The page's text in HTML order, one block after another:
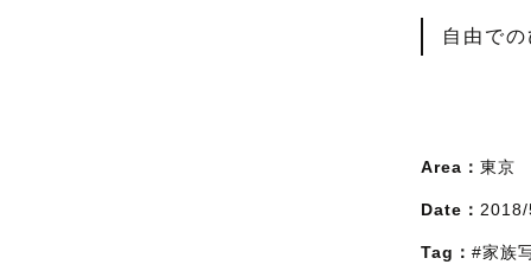
自由で
Area： 東京
Date：
Tag： #家族